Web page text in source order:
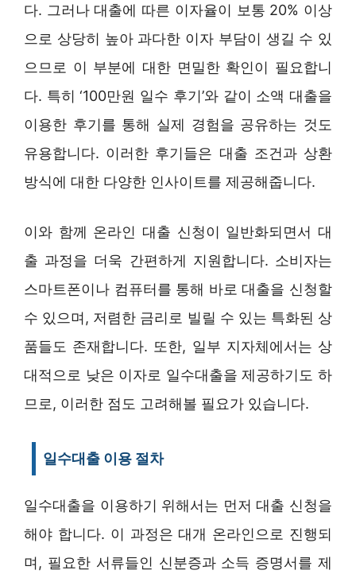
다. 그러나 대출에 따른 이자율이 보통 20% 이상
으로 상당히 높아 과다한 이자 부담이 생길 수 있
으므로 이 부분에 대한 면밀한 확인이 필요합니
다. 특히 ‘100만원 일수 후기’와 같이 소액 대출을
이용한 후기를 통해 실제 경험을 공유하는 것도
유용합니다. 이러한 후기들은 대출 조건과 상환
방식에 대한 다양한 인사이트를 제공해줍니다.
이와 함께 온라인 대출 신청이 일반화되면서 대
출 과정을 더욱 간편하게 지원합니다. 소비자는
스마트폰이나 컴퓨터를 통해 바로 대출을 신청할
수 있으며, 저렴한 금리로 빌릴 수 있는 특화된 상
품들도 존재합니다. 또한, 일부 지자체에서는 상
대적으로 낮은 이자로 일수대출을 제공하기도 하
므로, 이러한 점도 고려해볼 필요가 있습니다.
일수대출 이용 절차
일수대출을 이용하기 위해서는 먼저 대출 신청을
해야 합니다. 이 과정은 대개 온라인으로 진행되
며, 필요한 서류들인 신분증과 소득 증명서를 제